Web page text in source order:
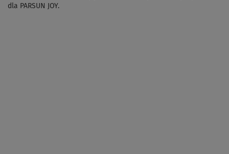
dla PARSUN JOY.